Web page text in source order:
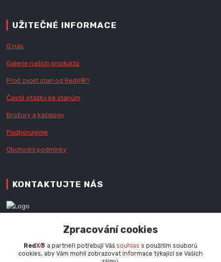
UŽITEČNÉ INFORMACE
O nás
Galerie našich produktů
Proč zvolit stan od RedX®?
Časté otázky ke stanům
Brožury a katalogy
Podporujeme
Obchodní podmínky
KONTAKTUJTE NÁS
+420 777 979 111
info@redx.cz
Zpracování cookies
Red X® a partneři potřebují Váš souhlas s použitím souborů
cookies, aby Vám mohli zobrazovat informace týkající se Vašich